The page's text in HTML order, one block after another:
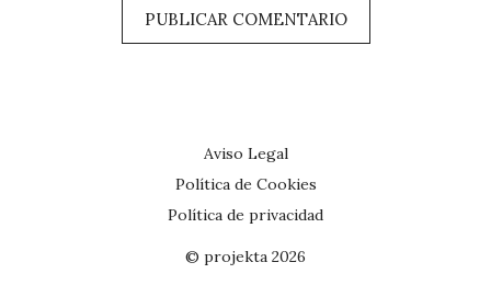
Aviso Legal
Política de Cookies
Política de privacidad
© projekta 2026